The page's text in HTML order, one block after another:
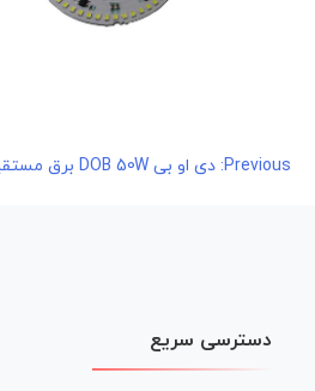
راهبری
Previous: دی او بی DOB 50W برق مستقیم 220 ولت مهتابی
دسترسی سریع